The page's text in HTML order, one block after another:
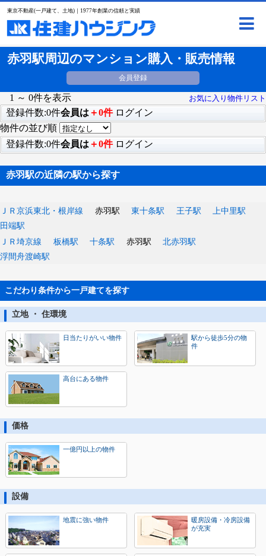
東京不動産(一戸建て、土地)｜1977年創業の信頼と実績
赤羽駅周辺のマンション購入・販売情報
会員登録
1 ～ 0件を表示 お気に入り物件リスト
登録件数:0件会員は ＋0件 ログイン
物件の並び順
登録件数:0件会員は ＋0件 ログイン
赤羽駅の近隣の駅から探す
ＪＲ京浜東北・根岸線 赤羽駅 東十条駅 王子駅
上中里駅
田端駅
ＪＲ埼京線
板橋駅 十条駅 赤羽駅
北赤羽駅
浮間舟渡崎駅
こだわり条件から一戸建てを探す
立地 ・ 住環境
日当たりがいい物件
駅から徒歩5分の物
件
高台にある物件
価格
一億円以上の物件
設備
地震に強い物件
暖房設備・冷房設備
が充実